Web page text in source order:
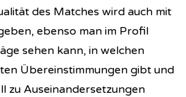
des Matches wird auch mit
ebenso man im Profil
sehen kann, in welchen
Übereinstimmungen gibt und
zu Auseinandersetzungen